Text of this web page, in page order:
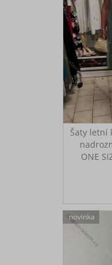
Šaty letní
ONE
či k moři
138 cm,
116 cm
(128-
novinka